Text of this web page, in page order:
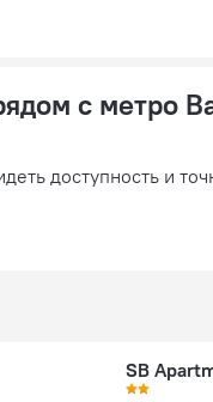
с метро
доступность и
SB